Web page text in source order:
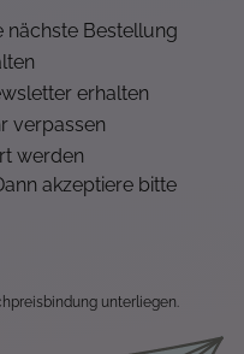
nächste Bestellung
erhalten
verpassen
werden
akzeptiere bitte
unterliegen.